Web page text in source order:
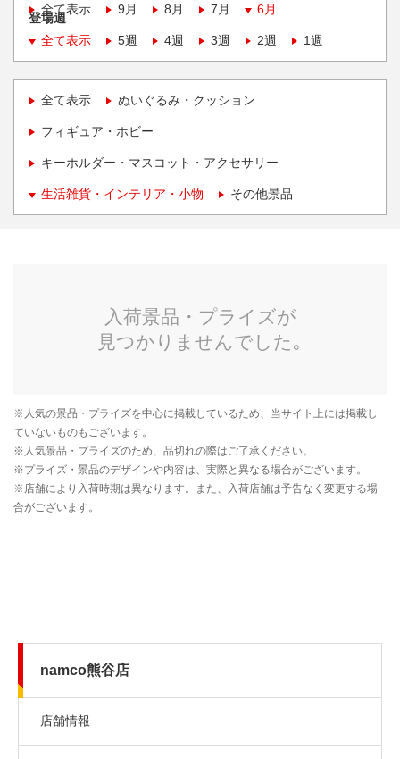
全て表示
9月 8月 7月 6月
登場週
全て表示
5週 4週 3週 2週 1週
全て表示 ぬいぐるみ・クッション
フィギュア・ホビー
キーホルダー・マスコット・アクセサリー
生活雑貨・インテリア・小物 その他景品
namco熊谷店
店舗情報